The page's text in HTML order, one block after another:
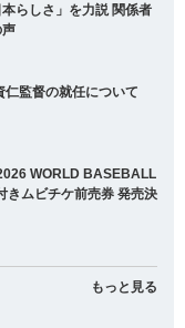
らしさ」を力説 関係者
監督の就任について
WORLD BASEBALL
ムビチケ前売券 発売決
もっと見る